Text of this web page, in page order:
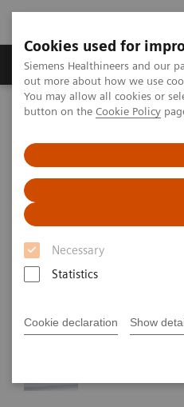
Cookies used for
Siemens Healthineers and our
out more about how we use
You may allow all cookies or
button on the Cookie Policy
Necessary
Statistics
Cookie declaration Show
Produits & services
Accueil Diagnostic de
Test de grossesse Clinitest hCG
Test de
Des résultats rapides et
détermination du taux